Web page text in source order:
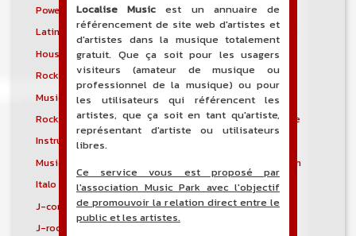
Power noise
Heavenly voices
Latin metal
Musique hindoustanie
House progressive
Tropical house
Rock indépendant
Indietronica
Musique industrielle
Metal industriel
Rock industriel
Musique instrumentale
Instrumental
Musique irlandaise
Rock progressif italien
Italo Disco
Italo house
J-core
J-pop
J-rock
Localise Music est un annuaire de
référencement de site web d'artistes et
d'artistes dans la musique totalement
gratuit. Que ça soit pour les usagers
visiteurs (amateur de musique ou
professionnel de la musique) ou pour
les utilisateurs qui référencent les
artistes, que ça soit en tant qu'artiste,
représentant d'artiste ou utilisateurs
libres.
Ce service vous est proposé par
l'association Music Park avec l'objectif
de promouvoir la relation direct entre le
public et les artistes.